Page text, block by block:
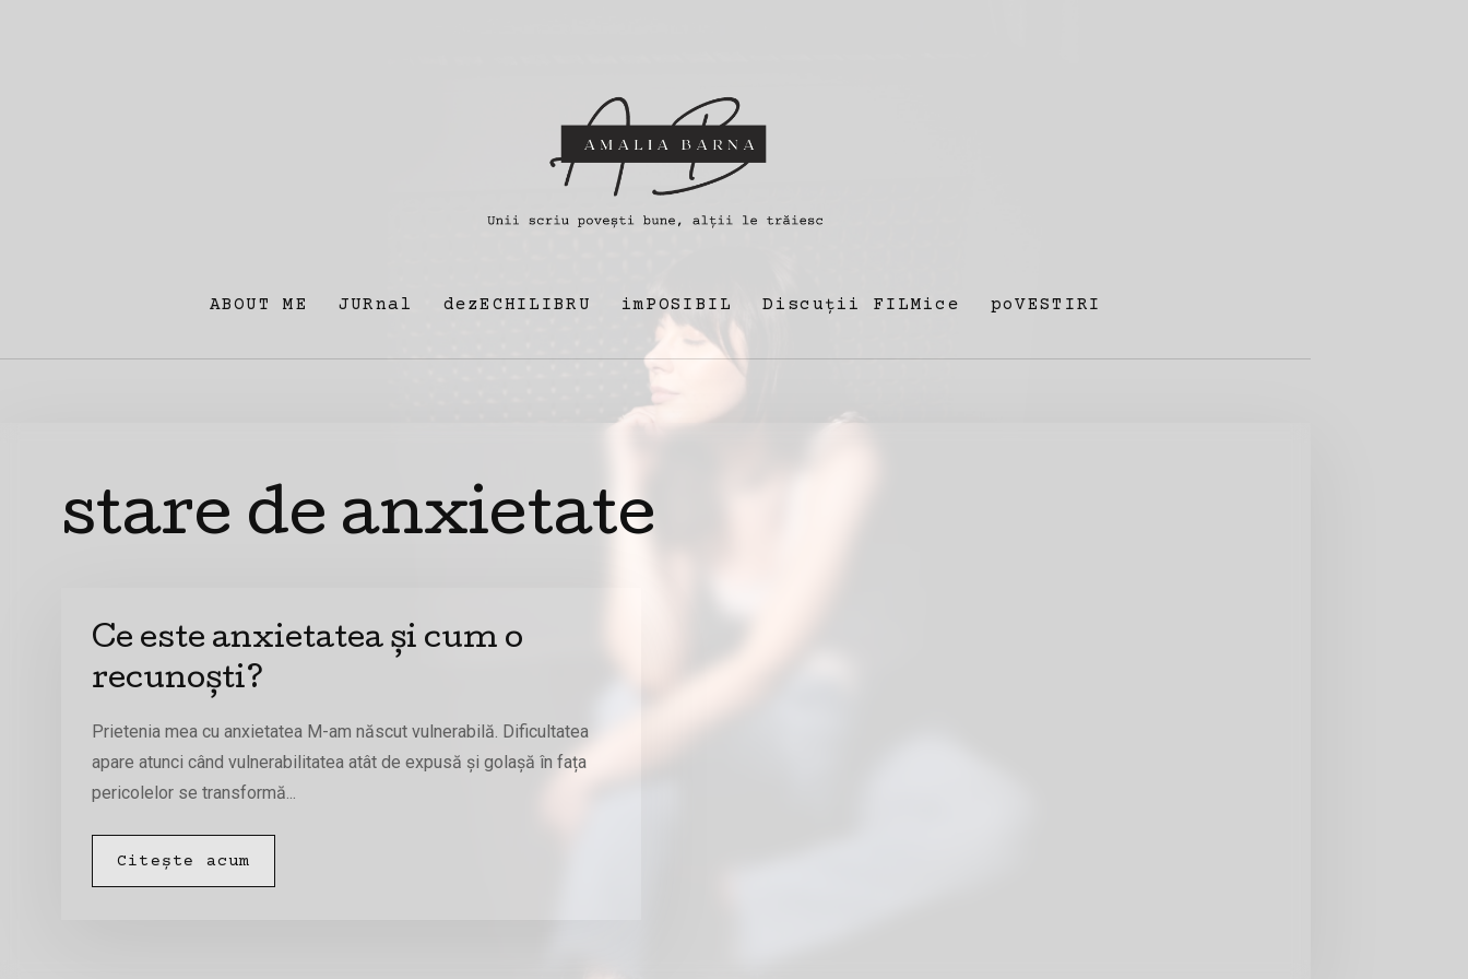
ABOUT ME JURnal dezECHILIBRU imPOSIBIL Discuții FILMice poVESTIRI
stare de anxietate
Ce este anxietatea și cum o
recunoști?
Prietenia mea cu anxietatea M-am născut vulnerabilă. Dificultatea
apare atunci când vulnerabilitatea atât de expusă și golașă în fața
pericolelor se transformă...
Citește acum